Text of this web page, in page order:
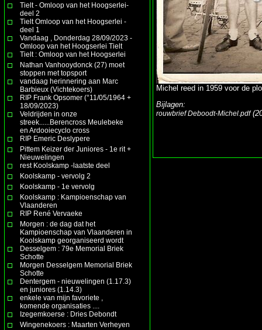
Tielt - Omloop van het Hoogserlei-
deel 2
Tielt Omloop van het Hoogserlei -
deel 1
Vandaag , Donderdag 28/09/2023 -
Omloop van het Hoogserlei Tielt
Tielt : Omloop van het Hoogserlei
Nathan Vanhooydonck (27) moet
stoppen met topsport
vandaag herinnering aan Marc
Barbieux (Vichtekoers)
RIP Frank Opsomer (°11/05/1964 +
18/09/2023)
Veldrijden in onze
streek......Berencross Meulebeke
en Ardooiecyclo cross
RIP Emeric Deslypere
Pittem Keizer der Juniores - 1e rit +
Nieuwelingen
rest Koolskamp -laatste deel
Koolskamp - vervolg 2
Koolskamp - 1e vervolg
Koolskamp : Kampioenschap van
Vlaanderen
RIP René Vervaeke
Morgen : de dag dat het
Kampioenschap van Vlaanderen in
Koolskamp georganiseerd wordt
Desselgem : 79e Memorial Briek
Schotte
Morgen Desselgem Memorial Briek
Schotte
Dentergem - nieuwelingen (1.17.3)
en juniores (1.14.3)
enkele van mijn favoriete ,
komende organisaties ....
Izegemkoerse : Dries Debondt
Wingenekoers : Maarten Verheyen
Michel reed in 1959 voor de
Bijlagen:
rouwbrief Deboodt-Michel.pdf